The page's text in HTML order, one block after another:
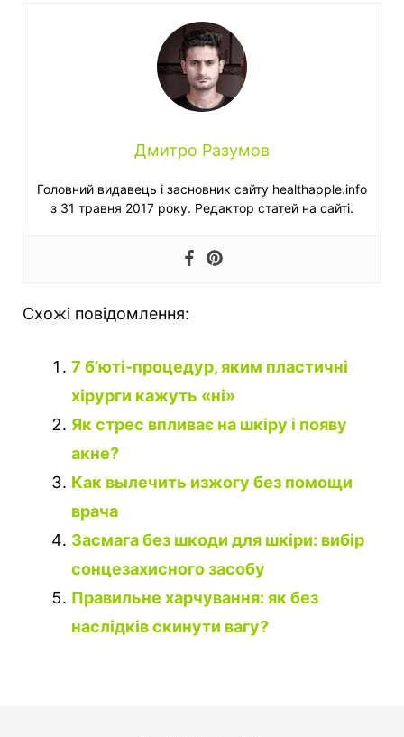
Дмитро Разумов
Головний видавець і засновник сайту healthapple.info
з 31 травня 2017 року. Редактор статей на сайті.
Схожі повідомлення:
7 б’юті-процедур, яким пластичні
хірурги кажуть «ні»
Як стрес впливає на шкіру і появу
акне?
Как вылечить изжогу без помощи
врача
Засмага без шкоди для шкіри: вибір
сонцезахисного засобу
Правильне харчування: як без
наслідків скинути вагу?